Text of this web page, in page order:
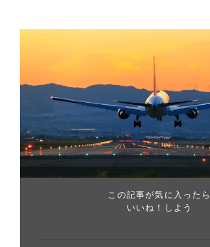
この記事が気に入ったら
いいね！しよう